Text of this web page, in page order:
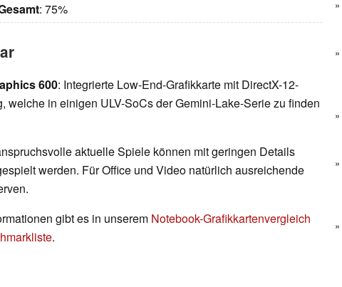
: 75%
600: Integrierte Low-End-Grafikkarte mit DirectX-12-
welche in einigen ULV-SoCs der Gemini-Lake-Serie zu finden
aktuelle Spiele können mit geringen Details
werden. Für Office und Video natürlich ausreichende
gibt es in unserem Notebook-Grafikkartenvergleich
.